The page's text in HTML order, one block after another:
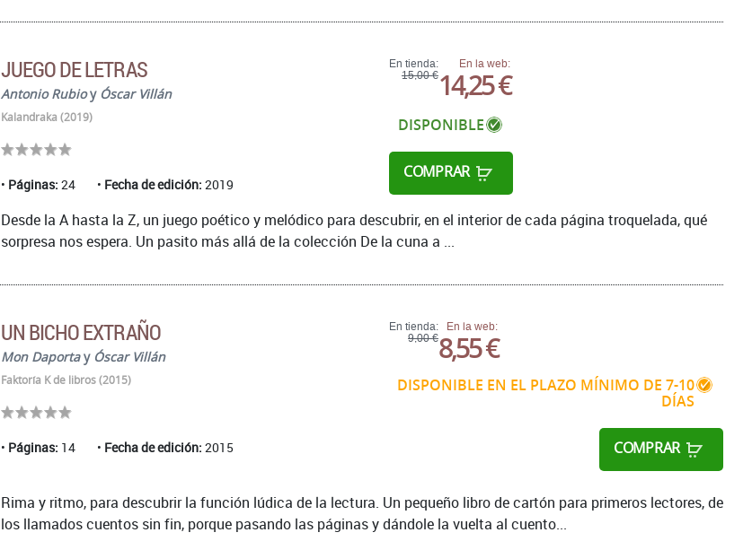
JUEGO DE LETRAS
Antonio Rubioy Óscar Villán
Kalandraka (2019)
Páginas: 24 Fecha de edición: 2019
En tienda:
15,00 €
En la web:
14,25 €
DISPONIBLE
COMPRAR
Desde la A hasta la Z, un juego poético y melódico para descubrir, en el interior de cada página troquelada, qué
sorpresa nos espera. Un pasito más allá de la colección De la cuna a ...
UN BICHO EXTRAÑO
Mon Daportay Óscar Villán
Faktoría K de libros (2015)
Páginas: 14 Fecha de edición: 2015
En tienda:
9,00 €
En la web:
8,55 €
DISPONIBLE EN EL PLAZO MÍNIMO DE 7-10
DÍAS
COMPRAR
Rima y ritmo, para descubrir la función lúdica de la lectura. Un pequeño libro de cartón para primeros lectores, de
los llamados cuentos sin fin, porque pasando las páginas y dándole la vuelta al cuento...